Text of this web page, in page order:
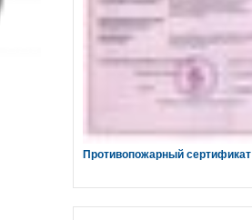
Противопожарный сертификат